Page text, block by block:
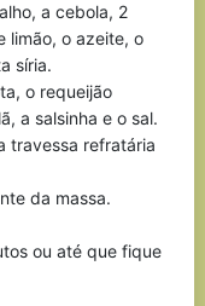
a cebola, 2
limão, o azeite, o
síria.
o requeijão
a salsinha e o sal.
travessa refratária
da massa.
ou até que fique